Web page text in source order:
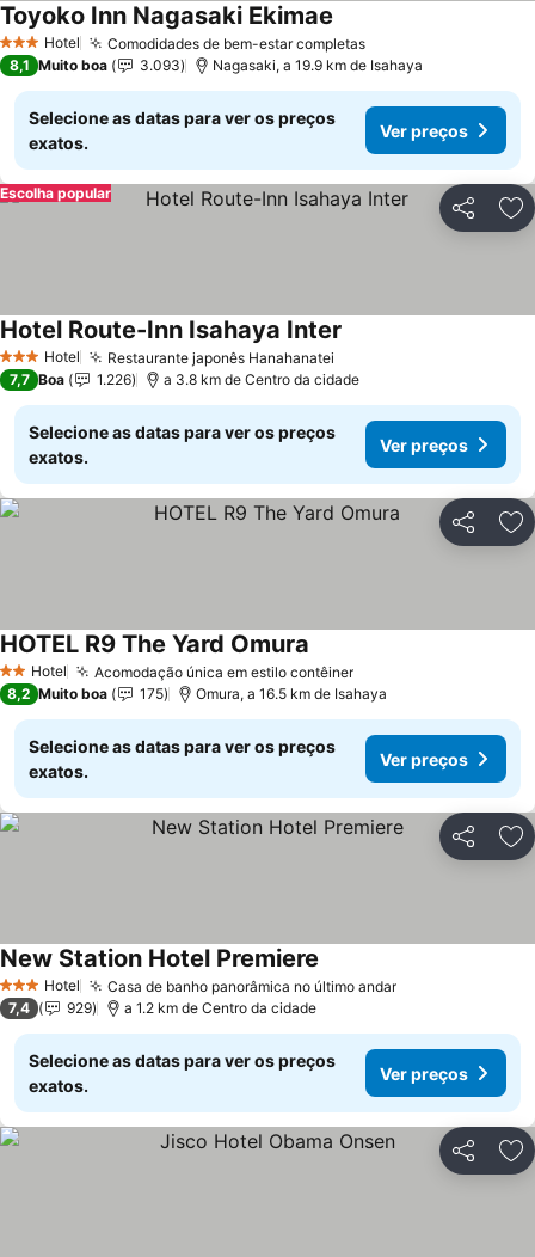
3 EstrelasHotel Comodidades de bem-estar completasVer preços
Toyoko Inn Nagasaki Ekimae
8,1 Muito boa 3.093 Nagasaki, a 19.9 km de Isahaya
Selecione as datas para ver os preços
exatos.
Ver preços
Partilhar
Escolha popular
3 EstrelasHotel Restaurante japonês Hanahanatei
Hotel Route-Inn Isahaya Inter
7,7 Boa 1.226 a 3.8 km de Centro da cidade
Selecione as datas para ver os preços
exatos.
Ver preços
Partilhar
2 Estrelas
Hotel Acomodação única em estilo contêinerVer preços
HOTEL R9 The Yard Omura
8,2 Muito boa 175 Omura, a 16.5 km de Isahaya
Selecione as datas para ver os preços
exatos.
Ver preços
Partilhar
3 EstrelasHotel Casa de banho panorâmica no último andarVer preços
New Station Hotel Premiere
7,4 929 a 1.2 km de Centro da cidade
Selecione as datas para ver os preços
exatos.
Ver preços
Partilhar